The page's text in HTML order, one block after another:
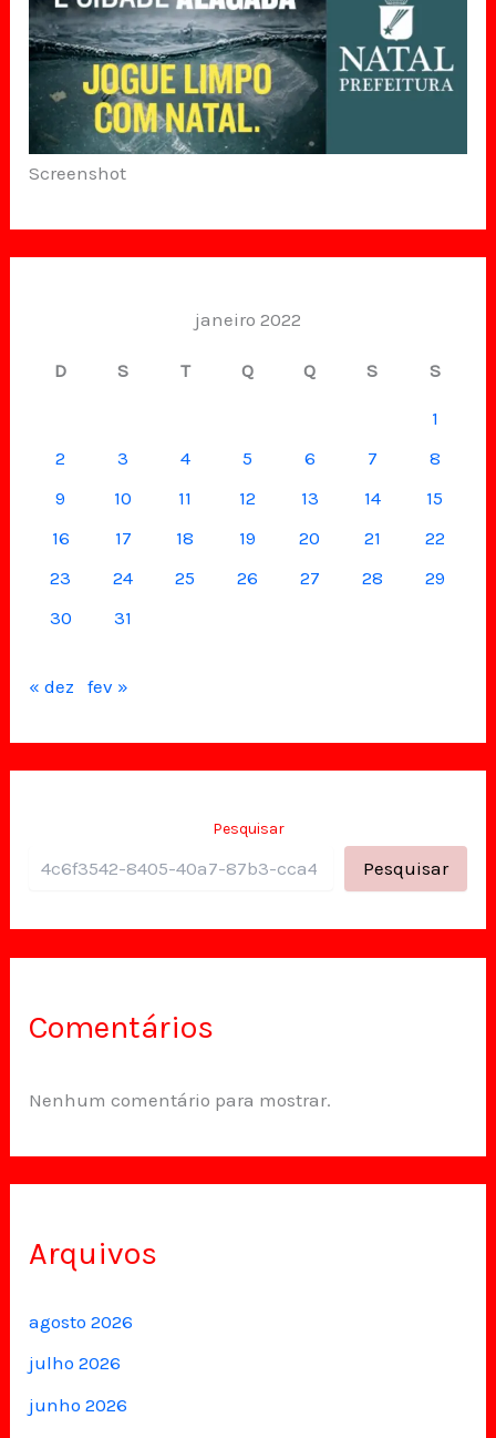
Screenshot
janeiro 2022
D S T Q Q S S
1
2
3 4 5 6 7
8
9
10 11 12 13 14
15
16
17 18 19 20 21
22
23
24 25 26 27 28
29
30
31
« dez fev »
Pesquisar
Pesquisar
Comentários
Nenhum comentário para mostrar.
Arquivos
agosto 2026
julho 2026
junho 2026